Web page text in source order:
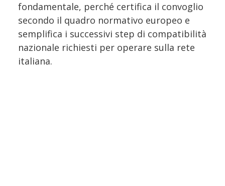
fondamentale, perché certifica il convoglio
secondo il quadro normativo europeo e
semplifica i successivi step di compatibilità
nazionale richiesti per operare sulla rete
italiana.